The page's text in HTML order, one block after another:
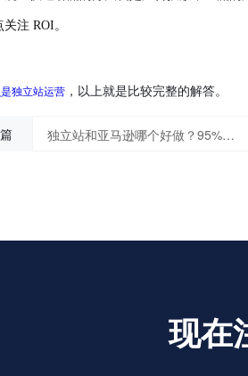
注 ROI。
独立站运营 ，以上就是比较完整的解答。
独立站和亚马逊哪个好做？95%的人都不知道
现在